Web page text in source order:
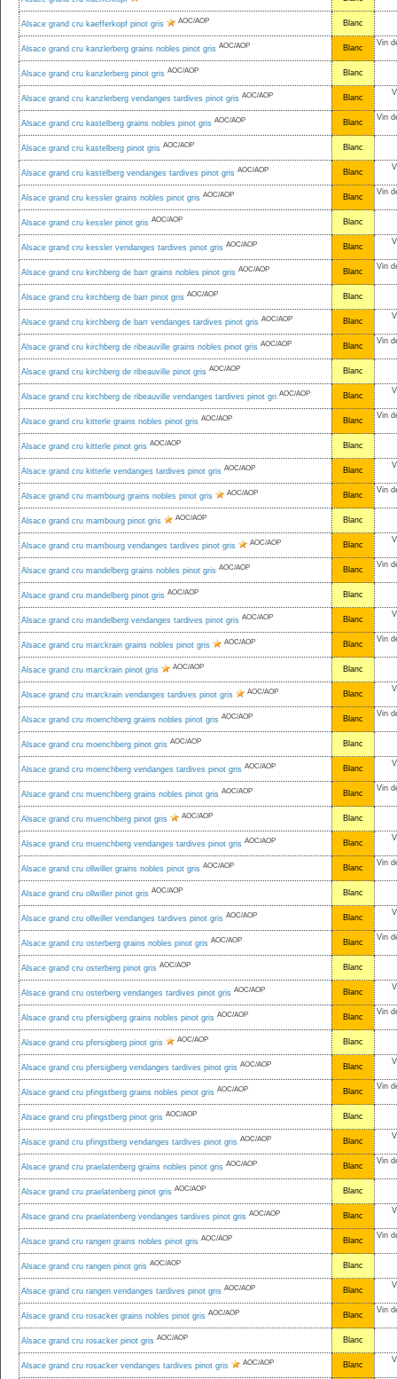
Alsace grand cru kaefferkopf pinot gris AOC/AOP Blanc
Alsace grand cru kanzlerberg grains nobles pinot gris AOC/AOP Blanc
Vin
Alsace grand cru kanzlerberg pinot gris AOC/AOP Blanc
Alsace grand cru kanzlerberg vendanges tardives pinot gris AOC/AOP Blanc
Alsace grand cru kastelberg grains nobles pinot gris AOC/AOP Blanc
Vin
Alsace grand cru kastelberg pinot gris AOC/AOP Blanc
Alsace grand cru kastelberg vendanges tardives pinot gris AOC/AOP Blanc
Alsace grand cru kessler grains nobles pinot gris AOC/AOP Blanc
Vin
Alsace grand cru kessler pinot gris AOC/AOP Blanc
Alsace grand cru kessler vendanges tardives pinot gris AOC/AOP Blanc
Alsace grand cru kirchberg de barr grains nobles pinot gris AOC/AOP Blanc
Vin
Alsace grand cru kirchberg de barr pinot gris AOC/AOP Blanc
Alsace grand cru kirchberg de barr vendanges tardives pinot gris AOC/AOP Blanc
Alsace grand cru kirchberg de ribeauville grains nobles pinot gris AOC/AOP Blanc
Vin
Alsace grand cru kirchberg de ribeauville pinot gris AOC/AOP Blanc
Alsace grand cru kirchberg de ribeauville vendanges tardives pinot gri AOC/AOP Blanc
Alsace grand cru kitterle grains nobles pinot gris AOC/AOP Blanc
Vin
Alsace grand cru kitterle pinot gris AOC/AOP Blanc
Alsace grand cru kitterle vendanges tardives pinot gris AOC/AOP Blanc
Alsace grand cru mambourg grains nobles pinot gris AOC/AOP Blanc
Vin
Alsace grand cru mambourg pinot gris AOC/AOP Blanc
Alsace grand cru mambourg vendanges tardives pinot gris AOC/AOP Blanc
Alsace grand cru mandelberg grains nobles pinot gris AOC/AOP Blanc
Vin
Alsace grand cru mandelberg pinot gris AOC/AOP Blanc
Alsace grand cru mandelberg vendanges tardives pinot gris AOC/AOP Blanc
Alsace grand cru marckrain grains nobles pinot gris AOC/AOP Blanc
Vin
Alsace grand cru marckrain pinot gris AOC/AOP Blanc
Alsace grand cru marckrain vendanges tardives pinot gris AOC/AOP Blanc
Alsace grand cru moenchberg grains nobles pinot gris AOC/AOP Blanc
Vin
Alsace grand cru moenchberg pinot gris AOC/AOP Blanc
Alsace grand cru moenchberg vendanges tardives pinot gris AOC/AOP Blanc
Alsace grand cru muenchberg grains nobles pinot gris AOC/AOP Blanc
Vin
Alsace grand cru muenchberg pinot gris AOC/AOP Blanc
Alsace grand cru muenchberg vendanges tardives pinot gris AOC/AOP Blanc
Alsace grand cru ollwiller grains nobles pinot gris AOC/AOP Blanc
Vin
Alsace grand cru ollwiller pinot gris AOC/AOP Blanc
Alsace grand cru ollwiller vendanges tardives pinot gris AOC/AOP Blanc
Alsace grand cru osterberg grains nobles pinot gris AOC/AOP Blanc
Vin
Alsace grand cru osterberg pinot gris AOC/AOP Blanc
Alsace grand cru osterberg vendanges tardives pinot gris AOC/AOP Blanc
Alsace grand cru pfersigberg grains nobles pinot gris AOC/AOP Blanc
Vin
Alsace grand cru pfersigberg pinot gris AOC/AOP Blanc
Alsace grand cru pfersigberg vendanges tardives pinot gris AOC/AOP Blanc
Alsace grand cru pfingstberg grains nobles pinot gris AOC/AOP Blanc
Vin
Alsace grand cru pfingstberg pinot gris AOC/AOP Blanc
Alsace grand cru pfingstberg vendanges tardives pinot gris AOC/AOP Blanc
Alsace grand cru praelatenberg grains nobles pinot gris AOC/AOP Blanc
Vin
Alsace grand cru praelatenberg pinot gris AOC/AOP Blanc
Alsace grand cru praelatenberg vendanges tardives pinot gris AOC/AOP Blanc
Alsace grand cru rangen grains nobles pinot gris AOC/AOP Blanc
Vin
Alsace grand cru rangen pinot gris AOC/AOP Blanc
Alsace grand cru rangen vendanges tardives pinot gris AOC/AOP Blanc
Alsace grand cru rosacker grains nobles pinot gris AOC/AOP Blanc
Vin
Alsace grand cru rosacker pinot gris AOC/AOP Blanc
Alsace grand cru rosacker vendanges tardives pinot gris AOC/AOP Blanc